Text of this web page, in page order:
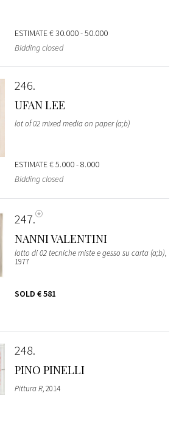
ESTIMATE€ 30.000 - 50.000
Bidding closed
246
UFAN LEE
lot of 02 mixed media on paper (a;b)
ESTIMATE€ 5.000 - 8.000
Bidding closed
247
NANNI VALENTINI
lotto di 02 tecniche miste e gesso su carta (a;b),
1977
SOLD € 581
248
PINO PINELLI
Pittura R, 2014